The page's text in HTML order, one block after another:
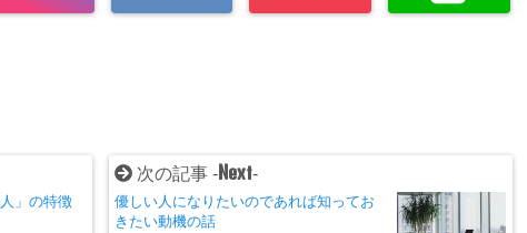
」の特徴
次の記事 - Next-
優しい人になりたいのであれば知ってお
きたい動機の話